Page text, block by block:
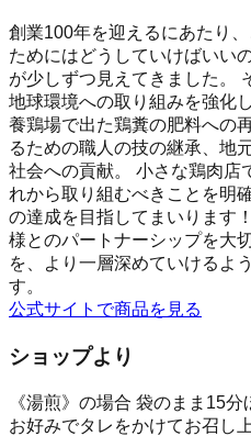
創業100年を迎えるにあたり
ためにはどうしていけばいい
が少しずつ見えてきました。
地球環境への取り組みを強化
養鶏場で出た鶏糞の肥料への
るための職人の技の継承、地
社会への貢献。 小さな鶏肉店
れから取り組むべきことを明
の達成を目指してまいります
様とのパートナーシップを大
を、より一層深めていけるよ
す。
公式サイトで商品を見る
ショップより
《湯煎》の場合 袋のまま15
お好みでタレをかけてお召し